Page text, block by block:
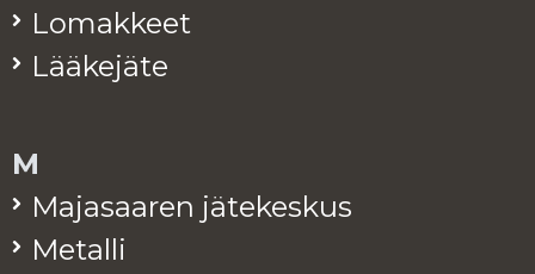
Lo­mak­keet
Lää­ke­jä­te
M
Ma­ja­saa­ren jä­te­kes­kus
Me­tal­li